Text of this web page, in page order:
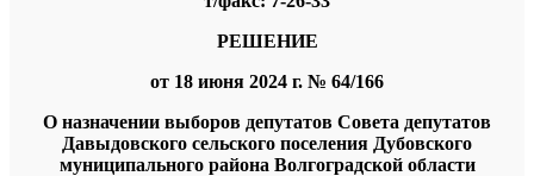
РЕШЕНИЕ
от 18 июня 2024 г. № 64/166
О назначении выборов депутатов Совета депутатов
Давыдовского сельского поселения Дубовского
муниципального района Волгоградской области